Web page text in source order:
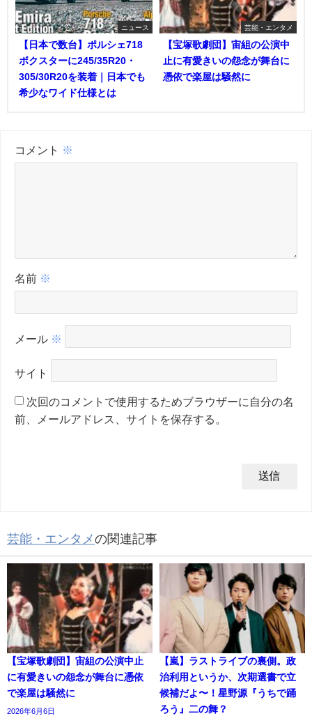
ニュース
【日本で数台】ポルシェ718
ボクスターに245/35R20・
305/30R20を装着｜日本でも
希少なワイド仕様とは
芸能・エンタメ
【宝塚歌劇団】宙組の公演中
止に有愛きいの怨念が舞台に
憑依で楽屋は騒然に
コメント ※
名前 ※
メール ※
サイト
次回のコメントで使用するためブラウザーに自分の名
前、メールアドレス、サイトを保存する。
芸能・エンタメの関連記事
【宝塚歌劇団】宙組の公演中止
に有愛きいの怨念が舞台に憑依
で楽屋は騒然に
2026年6月6日
【嵐】ラストライブの裏側。政
治利用というか、次期選書で立
候補だよ〜！星野源『うちで踊
ろう』二の舞？